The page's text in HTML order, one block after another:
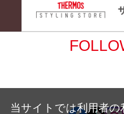
当サイトでは利用者の